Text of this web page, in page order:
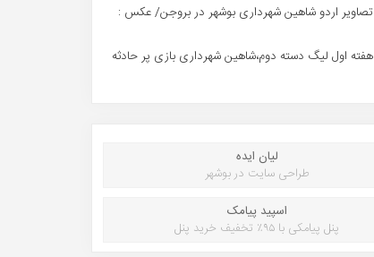
تصاویر اردو شاهین شهرداری بوشهر در بروجن/ عکس :
هفته اول لیگ دسته دوم،شاهین شهرداری بازی پر حادثه
لیان ایده
طراحی سایت در بوشهر
اسپید پیامک
پنل پیامکی با ۹۵٪ تخفیف خرید پنل